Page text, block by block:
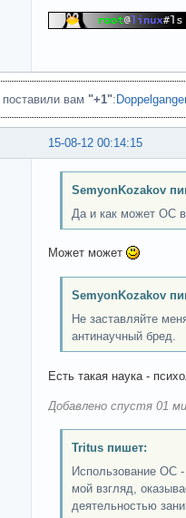
вам "+1":
15-08-12 00:14:15
SemyonKozakov
Да и как может ОС
Может может
SemyonKozakov
Не заставляйте
антинаучный бред.
Есть такая наука -
Добавлено спустя 01
Tritus пишет:
Использование OC
мой взгляд,
деятельностью